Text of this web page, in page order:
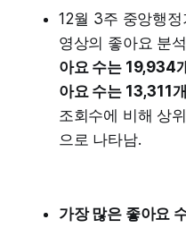
12월 3주 중앙행
영상의 좋아요 분
아요 수는 19,934
아요 수는 13,311
조회수에 비해 상
으로 나타남.
가장 많은 좋아요